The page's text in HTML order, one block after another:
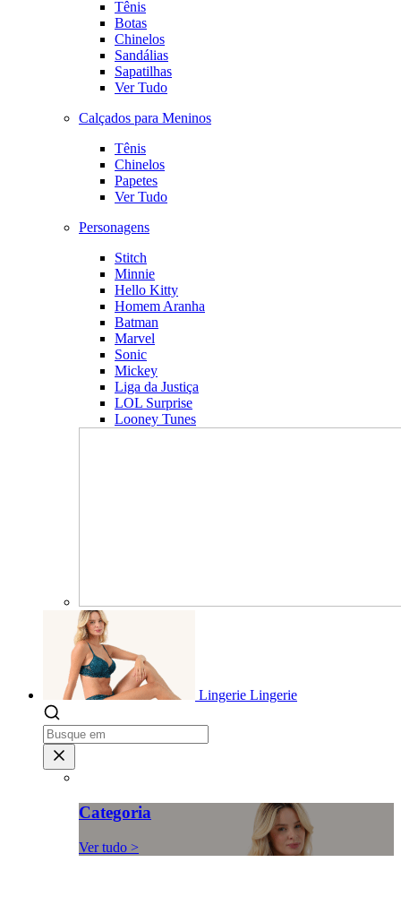
Tênis
Botas
Chinelos
Sandálias
Sapatilhas
Ver Tudo
Calçados para Meninos
Tênis
Chinelos
Papetes
Ver Tudo
Personagens
Stitch
Minnie
Hello Kitty
Homem Aranha
Batman
Marvel
Sonic
Mickey
Liga da Justiça
LOL Surprise
Looney Tunes
Lingerie Lingerie
Categoria
Ver tudo >